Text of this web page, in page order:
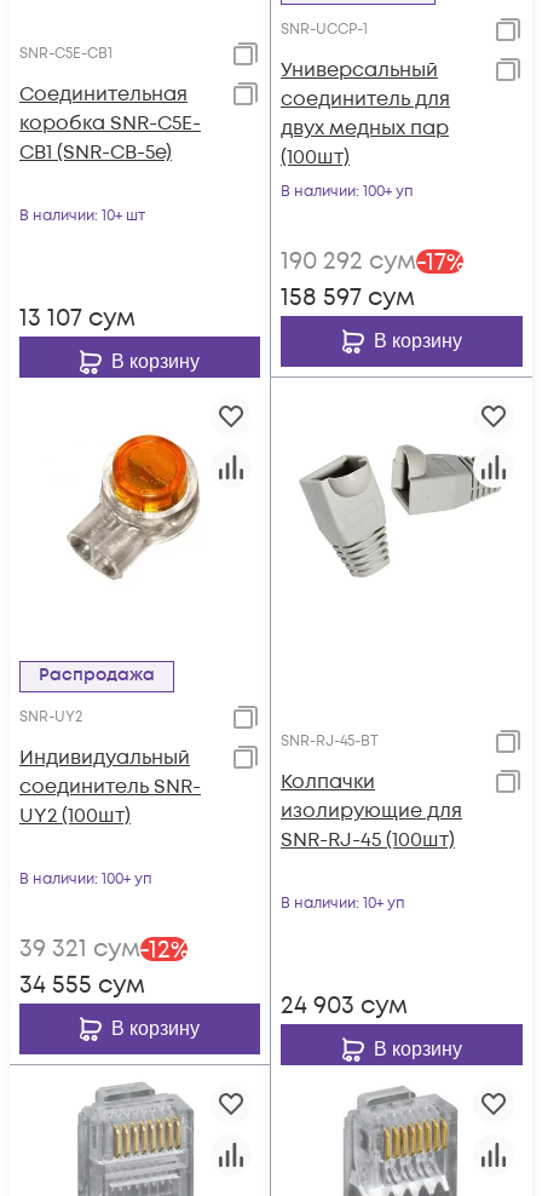
SNR-C5E-CB1
Соединительная
коробка SNR-C5E-
CB1 (SNR-CB-5e)
В наличии: 10+ шт
13 107 сум
В корзину
SNR-UCCP-1
Универсальный
соединитель для
двух медных пар
(100шт)
В наличии: 100+ уп
190 292 сум-17%
158 597 сум
В корзину
Распродажа
SNR-UY2
Индивидуальный
соединитель SNR-
UY2 (100шт)
В наличии: 100+ уп
39 321 сум-12%
34 555 сум
В корзину
SNR-RJ-45-BT
Колпачки
изолирующие для
SNR-RJ-45 (100шт)
В наличии: 10+ уп
24 903 сум
В корзину